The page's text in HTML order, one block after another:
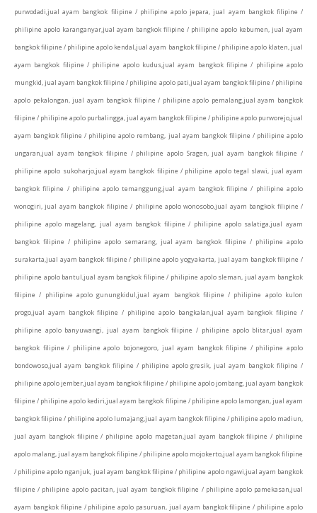
purwodadi,jual ayam bangkok filipine / philipine apolo jepara, jual ayam bangkok filipine /
philipine apolo karanganyar,jual ayam bangkok filipine / philipine apolo kebumen, jual ayam
bangkok filipine / philipine apolo kendal,jual ayam bangkok filipine / philipine apolo klaten, jual
ayam bangkok filipine / philipine apolo kudus,jual ayam bangkok filipine / philipine apolo
mungkid, jual ayam bangkok filipine / philipine apolo pati,jual ayam bangkok filipine / philipine
apolo pekalongan, jual ayam bangkok filipine / philipine apolo pemalang,jual ayam bangkok
filipine / philipine apolo purbalingga, jual ayam bangkok filipine / philipine apolo purworejo,jual
ayam bangkok filipine / philipine apolo rembang, jual ayam bangkok filipine / philipine apolo
ungaran,jual ayam bangkok filipine / philipine apolo Sragen, jual ayam bangkok filipine /
philipine apolo sukoharjo,jual ayam bangkok filipine / philipine apolo tegal slawi, jual ayam
bangkok filipine / philipine apolo temanggung,jual ayam bangkok filipine / philipine apolo
wonogiri, jual ayam bangkok filipine / philipine apolo wonosobo,jual ayam bangkok filipine /
philipine apolo magelang, jual ayam bangkok filipine / philipine apolo salatiga,jual ayam
bangkok filipine / philipine apolo semarang, jual ayam bangkok filipine / philipine apolo
surakarta,jual ayam bangkok filipine / philipine apolo yogyakarta, jual ayam bangkok filipine /
philipine apolo bantul,jual ayam bangkok filipine / philipine apolo sleman, jual ayam bangkok
filipine / philipine apolo gunungkidul,jual ayam bangkok filipine / philipine apolo kulon
progo,jual ayam bangkok filipine / philipine apolo bangkalan,jual ayam bangkok filipine /
philipine apolo banyuwangi, jual ayam bangkok filipine / philipine apolo blitar,jual ayam
bangkok filipine / philipine apolo bojonegoro, jual ayam bangkok filipine / philipine apolo
bondowoso,jual ayam bangkok filipine / philipine apolo gresik, jual ayam bangkok filipine /
philipine apolo jember,jual ayam bangkok filipine / philipine apolo jombang, jual ayam bangkok
filipine / philipine apolo kediri,jual ayam bangkok filipine / philipine apolo lamongan, jual ayam
bangkok filipine / philipine apolo lumajang,jual ayam bangkok filipine / philipine apolo madiun,
jual ayam bangkok filipine / philipine apolo magetan,jual ayam bangkok filipine / philipine
apolo malang, jual ayam bangkok filipine / philipine apolo mojokerto,jual ayam bangkok filipine
/ philipine apolo nganjuk, jual ayam bangkok filipine / philipine apolo ngawi,jual ayam bangkok
filipine / philipine apolo pacitan, jual ayam bangkok filipine / philipine apolo pamekasan,jual
ayam bangkok filipine / philipine apolo pasuruan, jual ayam bangkok filipine / philipine apolo